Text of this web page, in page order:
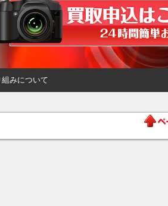
みについて